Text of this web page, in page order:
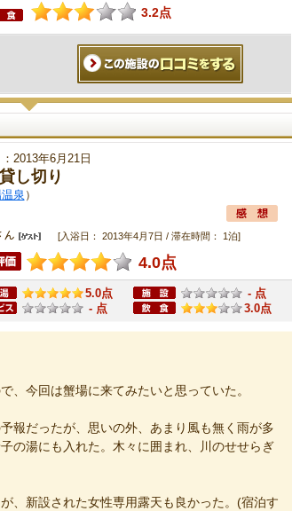
3.2点
2013年6月21日
し切り
泉 ）
ん [入浴日： 2013年4月7日 / 滞在時間： 1泊]
4.0点
5.0点
- 点
- 点
3.0点
、今回は蟹場に来てみたいと思っていた。
報だったが、思いの外、あまり風も無く雨が多
の湯にも入れた。木々に囲まれ、川のせせらぎ
、新設された女性専用露天も良かった。(宿泊す